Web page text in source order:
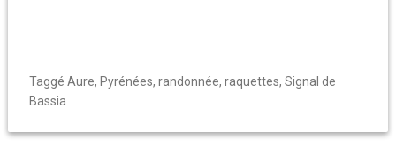
Taggé Aure, Pyrénées, randonnée, raquettes, Signal de
Bassia